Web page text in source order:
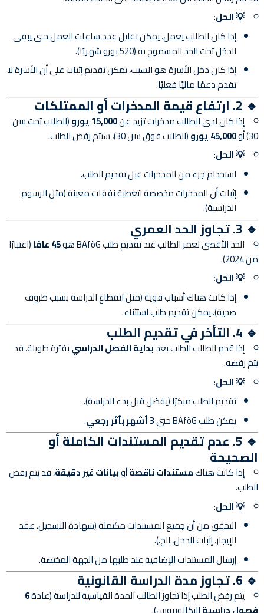
💡 الحل:
إذا كان الطالب يعمل، يمكن تقليل عدد ساعات العمل حتى يبقى
الدخل تحت الحد المسموح به (520 يورو شهريًا).
إذا كان دخل الأسرة هو السبب، يمكن تقديم إثبات على أن الأسرة لا
تقدم دعمًا ماليًا فعليًا.
🔹 2. ارتفاع قيمة المدخرات أو الممتلكات
إذا كان لدى الطالب مدخرات تزيد عن15,000 يورو
(للطلاب تحت سن
30) أو
45,000 يورو
(للطلاب فوق سن 30)، سيتم رفض الطلب.
💡 الحل:
استخدام جزء من المدخرات قبل تقديم الطلب.
إثبات أن المدخرات مخصصة لتغطية نفقات معينة (مثل الرسوم
الدراسية).
🔹 3. تجاوز الحد العمري
الحد الأقصى لعمر الطالب عند تقديم طلب BAföG هو 45 عامًا
(اعتبارًا
من 2024).
💡 الحل:
إذا كانت هناك أسباب قوية (مثل انقطاع الدراسة بسبب ظروف
صحية)، يمكن تقديم طلب استثناء.
🔹 4. التأخر في تقديم الطلب
إذا قدم الطالب الطلب بعدبداية الفصل الدراسيبفترة طويلة، قد
يتم رفضه.
💡 الحل:
تقديم الطلب مبكرًا (يفضل قبل بدء الدراسة).
يمكن طلب BAföG حتى
3 أشهر بأثر رجعي .
🔹 5. عدم تقديم المستندات الكاملة أو
الصحيحة
إذا كانت هناكمستندات ناقصةأوبيانات غير دقيقة، قد يتم رفض
الطلب.
💡 الحل:
التحقق من أن جميع المستندات مكتملة (شهادة التسجيل، عقد
الإيجار، إثبات الدخل، الخ.).
إرسال المستندات الإضافية عند طلبها من الجهة المختصة.
🔹 6. تجاوز مدة الدراسة القانونية
يتم رفض الطلب إذا تجاوز الطالب المدة القياسية للدراسة (عادة6